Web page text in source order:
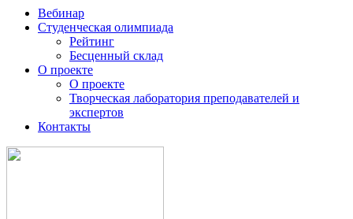
Вебинар
Студенческая олимпиада
Рейтинг
Бесценный склад
О проекте
О проекте
Творческая лаборатория преподавателей и
экспертов
Контакты